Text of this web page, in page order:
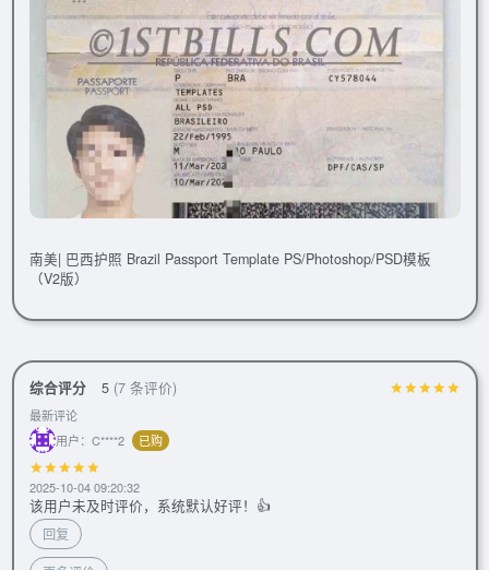
南美| 巴西护照 Brazil Passport Template PS/Photoshop/PSD模板
（V2版）
综合评分 5 (7 条评价)
最新评论
用户：C****2
已购
2025-10-04 09:20:32
该用户未及时评价，系统默认好评！👍
回复